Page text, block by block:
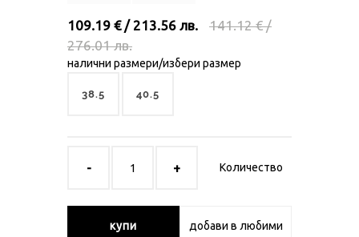
109.19 € / 213.56 лв.
141.12 € /
276.01 лв.
налични размери/избери размер
38.5 40.5
Количество
купи добави в любими